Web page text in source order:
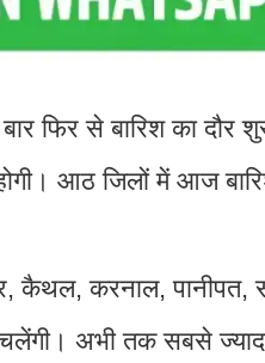
फिर से बारिश का दौर
आठ जिलों में आज
कैथल, करनाल, पानीपत,
अभी तक सबसे